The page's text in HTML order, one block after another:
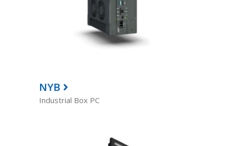
NYB
Industrial Box PC